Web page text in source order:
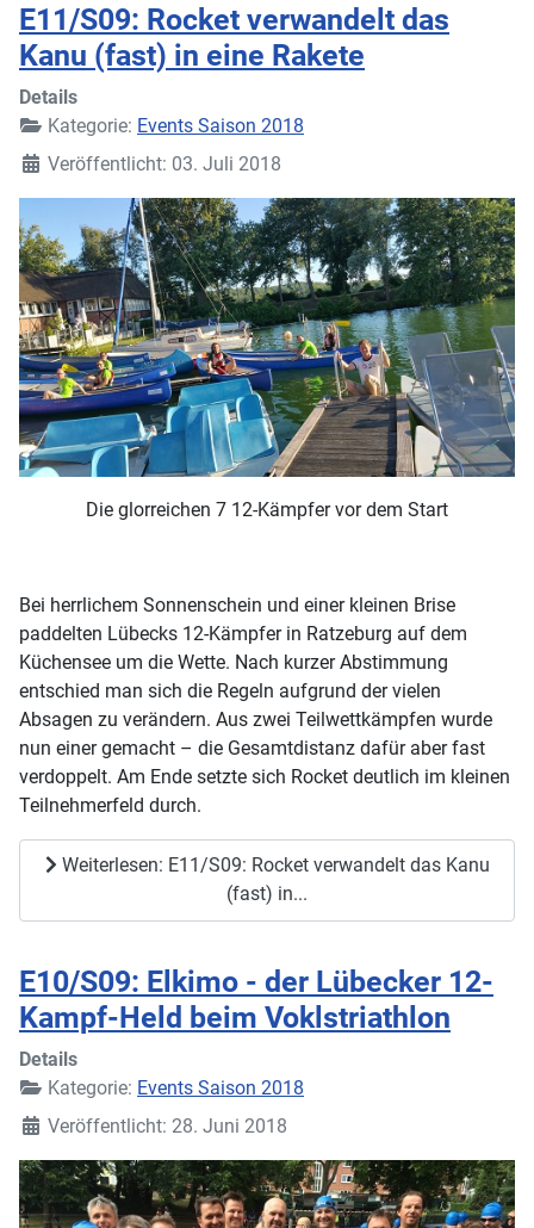
E11/S09: Rocket verwandelt das
Kanu (fast) in eine Rakete
Details
Kategorie: Events Saison 2018
Veröffentlicht: 03. Juli 2018
Die glorreichen 7 12-Kämpfer vor dem Start
Bei herrlichem Sonnenschein und einer kleinen Brise
paddelten Lübecks 12-Kämpfer in Ratzeburg auf dem
Küchensee um die Wette. Nach kurzer Abstimmung
entschied man sich die Regeln aufgrund der vielen
Absagen zu verändern. Aus zwei Teilwettkämpfen wurde
nun einer gemacht – die Gesamtdistanz dafür aber fast
verdoppelt. Am Ende setzte sich Rocket deutlich im kleinen
Teilnehmerfeld durch.
Weiterlesen: E11/S09: Rocket verwandelt das Kanu
(fast) in...
E10/S09: Elkimo - der Lübecker 12-
Kampf-Held beim Voklstriathlon
Details
Kategorie: Events Saison 2018
Veröffentlicht: 28. Juni 2018